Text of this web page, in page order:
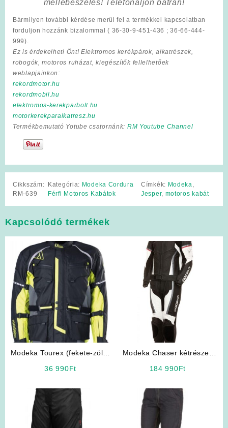
mellébeszélés! Telefonáljon bátran!
Bármilyen további kérdése merül fel a termékkel kapcsolatban
forduljon hozzánk bizalommal ( 36-30-9-451-436 ; 36-66-444-
999).
Ez is érdekelheti Önt! Elektromos kerékpárok, alkatrészek,
robogók, motoros ruházat, kiegészítők fellelhetőek
weblapjainkon:
rekordmotor.hu
rekordmobil.hu
elektromos-kerekparbolt.hu
motorkerekparalkatresz.hu
Termékbemutató Yotube csatornánk: RM Youtube Channel
Cikkszám:
RM-639
Kategória: Modeka Cordura
Férfi Motoros Kabátok
Címkék: Modeka,
Jesper, motoros kabát
Kapcsolódó termékek
Modeka Tourex (fekete-zöld)
36 990Ft
Modeka Chaser kétrészes
184 990Ft